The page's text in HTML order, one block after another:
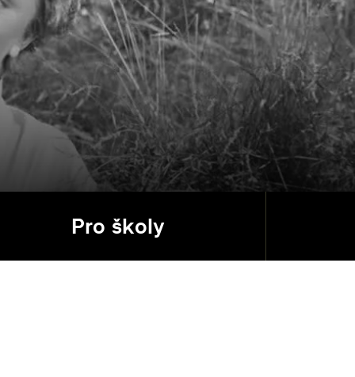
Pro školy